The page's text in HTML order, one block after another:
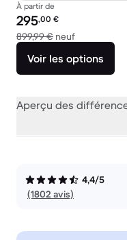
À partir de
Prix reconditionné :
295,00 €
899,99 € neufcontre
Voir les options
Aperçu des
4,4/5
(1802 avis)